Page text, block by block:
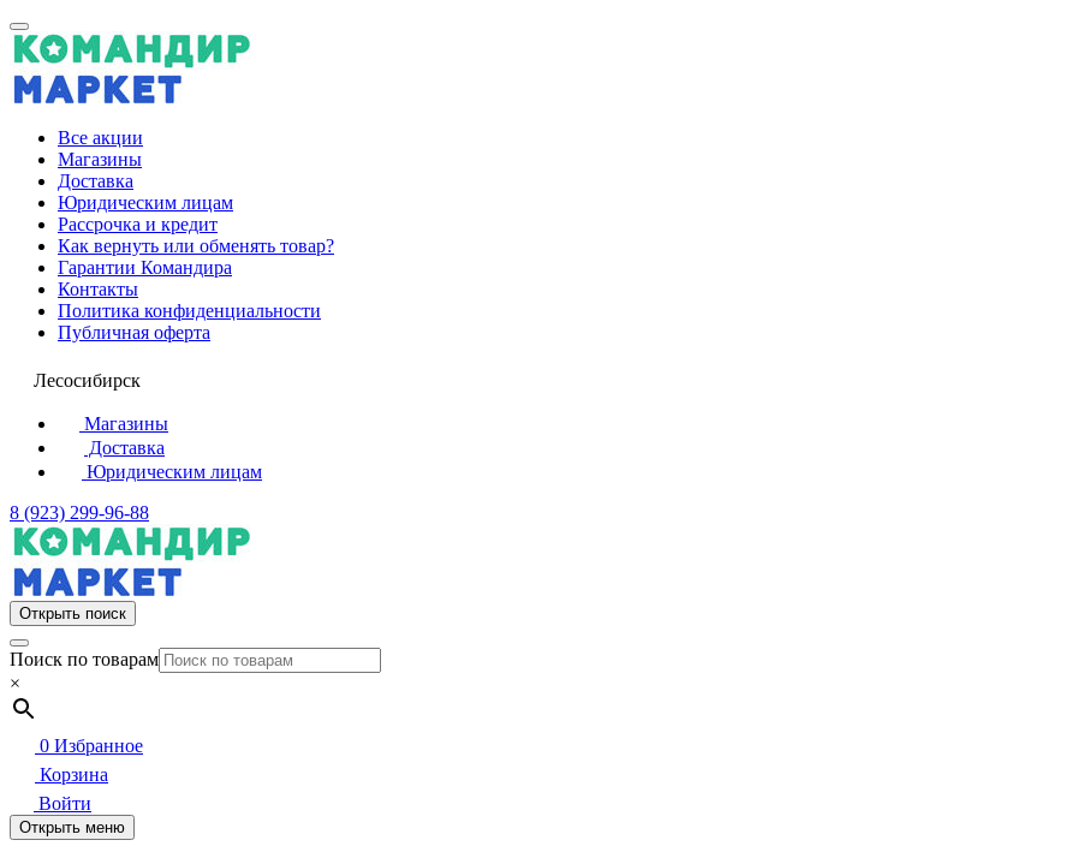
Все акции
Магазины
Доставка
Юридическим лицам
Рассрочка и кредит
Как вернуть или обменять товар?
Гарантии Командира
Контакты
Политика конфиденциальности
Публичная оферта
Лесосибирск
Магазины
Доставка
Юридическим лицам
8 (923) 299-96-88
Открыть поиск
Поиск по товарам
×
0 Избранное
Корзина
Войти
Открыть меню